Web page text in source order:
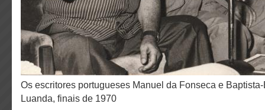
Os escritores portugueses Manuel da Fonseca e Baptista-Bastos com A. Jacinto,
Luanda, finais de 1970